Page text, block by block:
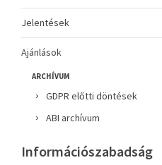
Jelentések
Ajánlások
ARCHÍVUM
GDPR előtti döntések
ABI archívum
Információszabadság